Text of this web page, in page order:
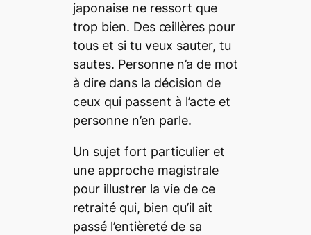
japonaise ne ressort que
trop bien. Des œillères pour
tous et si tu veux sauter, tu
sautes. Personne n’a de mot
à dire dans la décision de
ceux qui passent à l’acte et
personne n’en parle.
Un sujet fort particulier et
une approche magistrale
pour illustrer la vie de ce
retraité qui, bien qu’il ait
passé l’entièreté de sa